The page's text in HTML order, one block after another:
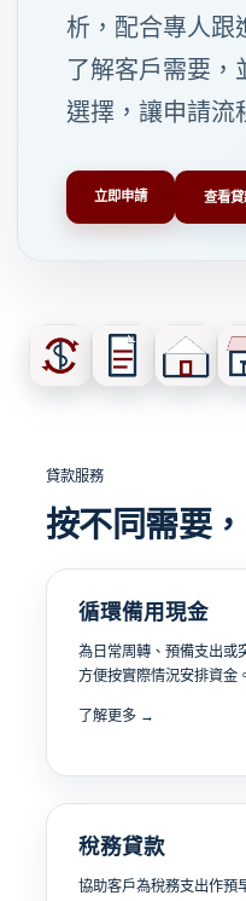
析，配合專人跟
了解客戶需要，
選擇，讓申請流
立即申請 查看
貸款服務
按不同需要
循環備用現金
為日常周轉、預備支出或
方便按實際情況安排資金。
了解更多 →
稅務貸款
協助客戶為稅務支出作預